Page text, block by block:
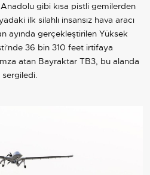
gibi kısa pistli gemilerden
ilk silahlı insansız hava aracı
ayında gerçekleştirilen Yüksek
36 bin 310 feet irtifaya
atan Bayraktar TB3, bu alanda